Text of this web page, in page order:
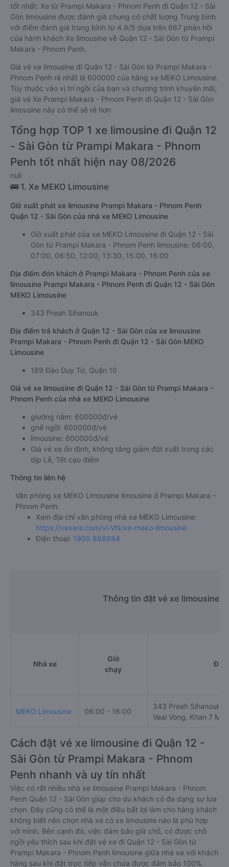
tốt nhất: Xe từ Prampi Makara - Phnom Penh đi Quận 12 - Sài
Gòn limousine được đánh giá chung có chất lượng Trung bình
với điểm đánh giá trung bình từ 4.9/5 dựa trên 667 phản hồi
của hành khách Xe limousine về Quận 12 - Sài Gòn từ Prampi
Makara - Phnom Penh.
Giá vé xe limousine đi Quận 12 - Sài Gòn từ Prampi Makara -
Phnom Penh rẻ nhất là 600000 của hãng xe MEKO Limousine.
Tùy thuộc vào vị trí ngồi của bạn và chương trình khuyến mãi,
giá vé Xe Prampi Makara - Phnom Penh đi Quận 12 - Sài Gòn
limousine này có thể sẽ rẻ hơn
Tổng hợp TOP 1 xe limousine đi Quận 12
- Sài Gòn từ Prampi Makara - Phnom
Penh tốt nhất hiện nay 08/2026
null
🚌 1. Xe MEKO Limousine
Giờ xuất phát xe limousine Prampi Makara - Phnom Penh
Quận 12 - Sài Gòn của nhà xe MEKO Limousine
Giờ xuất phát của xe MEKO Limousine đi Quận 12 - Sài
Gòn từ Prampi Makara - Phnom Penh limousine: 06:00,
07:00, 08:50, 12:00, 13:30, 15:00, 16:00
Địa điểm đón khách ở Prampi Makara - Phnom Penh của xe
limousine Prampi Makara - Phnom Penh đi Quận 12 - Sài Gòn
MEKO Limousine
343 Preah Sihanouk
Địa điểm trả khách ở Quận 12 - Sài Gòn của xe limousine
Prampi Makara - Phnom Penh đi Quận 12 - Sài Gòn MEKO
Limousine
189 Đào Duy Từ, Quận 10
Giá vé xe limousine đi Quận 12 - Sài Gòn từ Prampi Makara -
Phnom Penh của nhà xe MEKO Limousine
giường nằm: 600000đ/vé
ghế ngồi: 600000đ/vé
limousine: 600000đ/vé
Giá vé xe ổn định, không tăng giảm đột xuất trong các
dịp Lễ, Tết cao điểm
Thông tin liên hệ
Văn phòng xe MEKO Limousine limousine ở Prampi Makara -
Phnom Penh:
Xem địa chỉ văn phòng nhà xe MEKO Limousine:
https://vexere.com/vi-VN/xe-meko-limousine
Điện thoại: 1900 888684
Thông tin đặt vé xe limousine
Nhà xe
Giờ
chạy
MEKO Limousine 06:00 - 16:00
343 Preah Sihanouk
Veal Vong, Khan 7
Cách đặt vé xe limousine đi Quận 12 -
Sài Gòn từ Prampi Makara - Phnom
Penh nhanh và uy tín nhất
Việc có rất nhiều nhà xe limousine Prampi Makara - Phnom
Penh Quận 12 - Sài Gòn giúp cho du khách có đa dạng sự lựa
chọn. Đây cũng có thể là một điều bất lợi làm cho hàng khách
không biết nên chọn nhà xe có xe limousine nào là phù hợp
với mình. Bên cạnh đó, việc đảm bảo giữ chỗ, có được chỗ
ngồi yêu thích sau khi đặt vé xe đi Quận 12 - Sài Gòn từ
Prampi Makara - Phnom Penh limousine giữa nhà xe với khách
hàng sau khi đặt trực tiếp vẫn chưa được đảm bảo 100%.